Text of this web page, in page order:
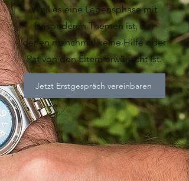
Weil es eine Lebensphase mit
besonderen Themen ist, bei
denen manchmal keine Hilfe oder
Rat von den Eltern erwünscht ist.
Jetzt Erstgespräch vereinbaren